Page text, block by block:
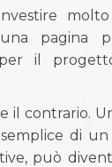
pagina
il
il contrario.
di un
può